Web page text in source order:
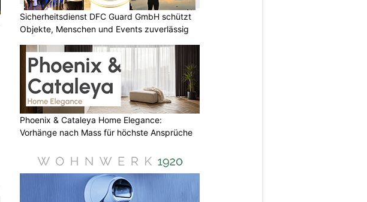
Sicherheitsdienst DFC Guard GmbH schützt
Objekte, Menschen und Events zuverlässig
Phoenix & Cataleya Home Elegance:
Vorhänge nach Mass für höchste Ansprüche